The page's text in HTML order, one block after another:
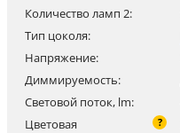
Количество ламп 2:
Тип цоколя:
Напряжение:
Диммируемость:
Световой поток, lm:
Цветовая
?